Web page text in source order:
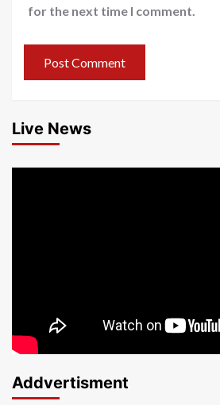
for the next time I comment.
Live News
Addvertisment